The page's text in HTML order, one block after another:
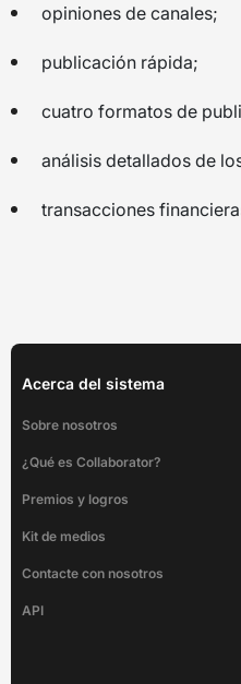
opiniones de canales;
publicación rápida;
cuatro formatos de
análisis detallados de
transacciones
Acerca del sistema
Sobre nosotros
¿Qué es Collaborator?
Premios y logros
Kit de medios
Contacte con nosotros
API